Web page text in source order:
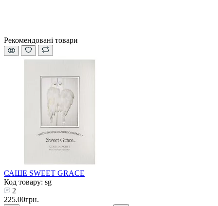
Рекомендовані товари
САШЕ SWEET GRACE
Код товару: sg
2
225.00грн.